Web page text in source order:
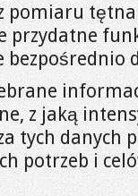
pomiaru
przydatne
z jaką
tych danych
potrzeb i